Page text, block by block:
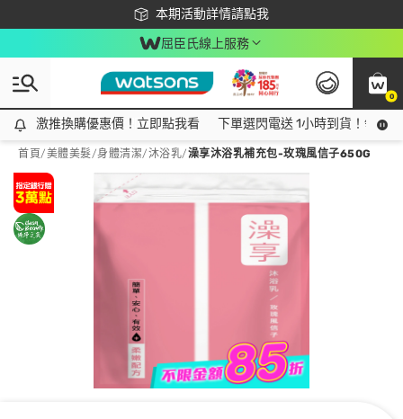
本期活動詳情請點我
下載app最高回饋$350
屈臣氏線上服務
0
激推換購優惠價！立即點我看
激推換購優惠價！立即點我看 下單選閃電送 1小時到貨！領神
首頁/美體美髮/身體清潔/沐浴乳/澡享沐浴乳補充包-玫瑰風信子650G